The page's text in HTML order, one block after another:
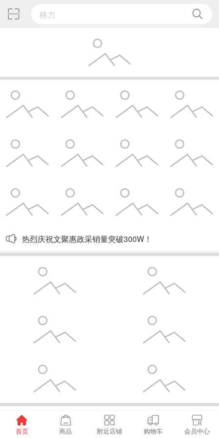
热烈庆祝文聚惠政采销量突破300W！
已加载全部
首页
商品 附近店铺 购物车 会员中心